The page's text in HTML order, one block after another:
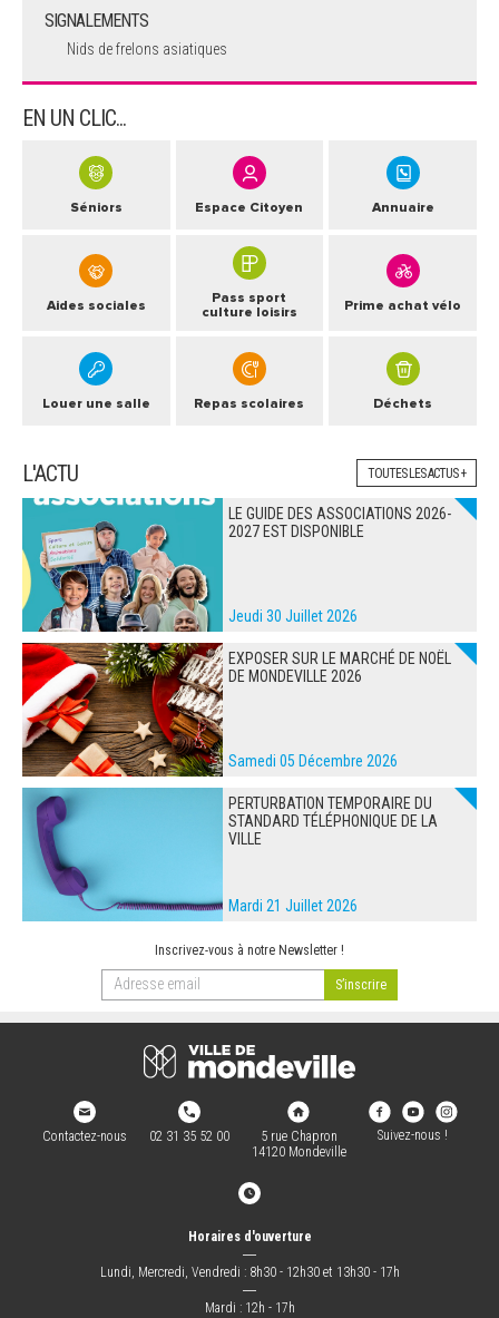
SIGNALEMENTS
Nids de frelons asiatiques
EN UN CLIC...
Séniors Espace Citoyen Annuaire
Aides sociales
Pass sport
culture loisirs
Prime achat vélo
Louer une salle Repas scolaires Déchets
L'ACTU TOUTES LES ACTUS +
LE GUIDE DES ASSOCIATIONS 2026-
2027 EST DISPONIBLE
Jeudi 30 Juillet 2026
EXPOSER SUR LE MARCHÉ DE NOËL
DE MONDEVILLE 2026
Samedi 05 Décembre 2026
PERTURBATION TEMPORAIRE DU
STANDARD TÉLÉPHONIQUE DE LA
VILLE
Mardi 21 Juillet 2026
Inscrivez-vous à notre Newsletter !
Contactez-nous 02 31 35 52 00
5 rue Chapron
14120 Mondeville
Suivez-nous !
Horaires d'ouverture
―
Lundi, Mercredi, Vendredi : 8h30 - 12h30 et 13h30 - 17h
―
Mardi : 12h - 17h